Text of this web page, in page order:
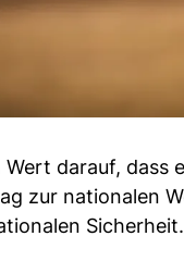
Wert darauf,
zur nationalen
Sicherheit.